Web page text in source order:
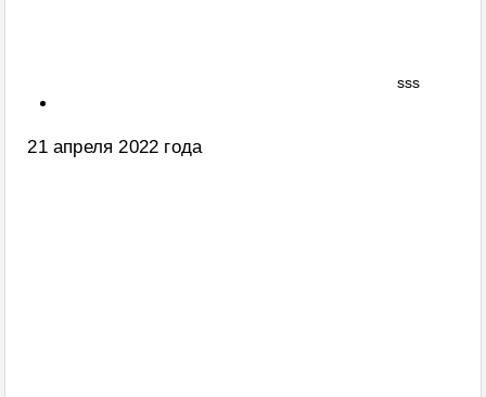
sss
21 апреля 2022 года